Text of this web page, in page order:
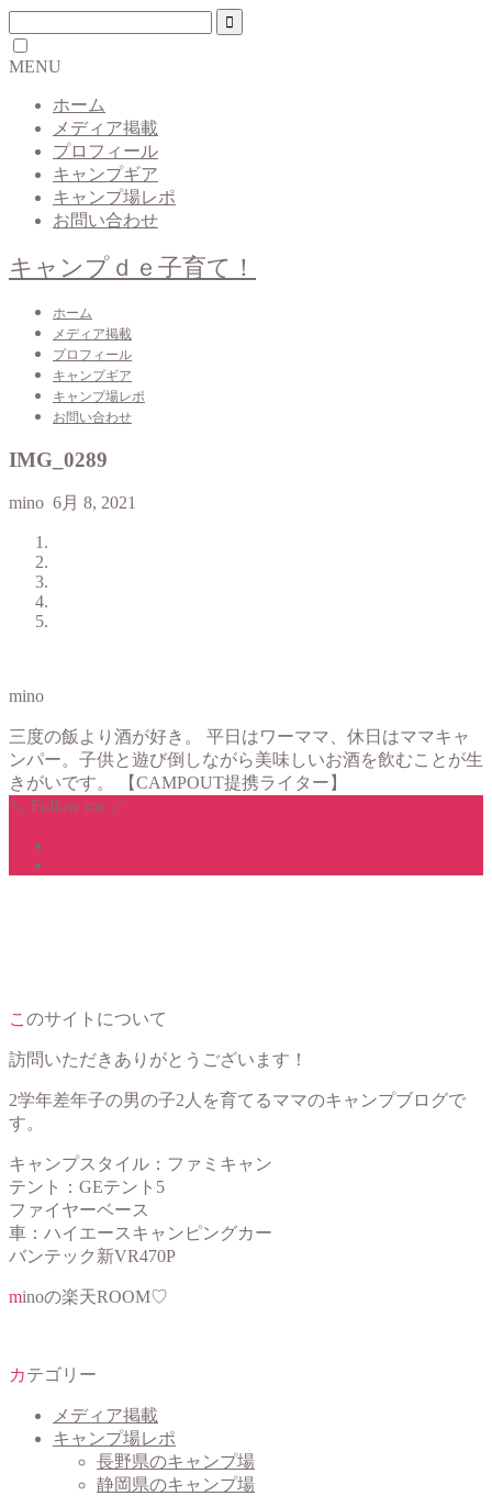
MENU
ホーム
メディア掲載
プロフィール
キャンプギア
キャンプ場レポ
お問い合わせ
キャンプｄｅ子育て！
ホーム
メディア掲載
プロフィール
キャンプギア
キャンプ場レポ
お問い合わせ
IMG_0289
mino 6月 8, 2021
mino
三度の飯より酒が好き。 平日はワーママ、休日はママキャ
ンパー。子供と遊び倒しながら美味しいお酒を飲むことが生
きがいです。 【CAMPOUT提携ライター】
＼ Follow me ／
このサイトについて
訪問いただきありがとうございます！
2学年差年子の男の子2人を育てるママのキャンプブログで
す。
キャンプスタイル：ファミキャン
テント：GEテント5
ファイヤーベース
車：ハイエースキャンピングカー
バンテック新VR470P
minoの楽天ROOM♡
カテゴリー
メディア掲載
キャンプ場レポ
長野県のキャンプ場
静岡県のキャンプ場